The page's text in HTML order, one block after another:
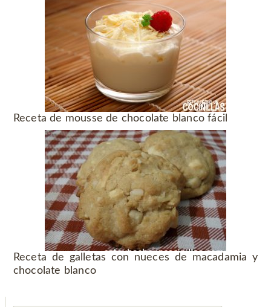
Receta de mousse de chocolate blanco fácil
Receta de galletas con nueces de macadamia y
chocolate blanco